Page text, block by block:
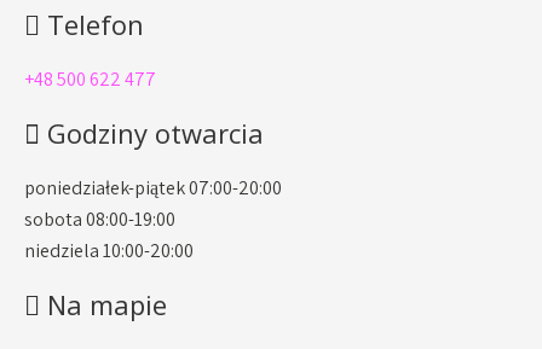
Telefon
+48 500 622 477
Godziny otwarcia
poniedziałek-piątek 07:00-20:00
sobota 08:00-19:00
niedziela 10:00-20:00
Na mapie